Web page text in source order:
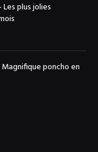
plus jolies
poncho en